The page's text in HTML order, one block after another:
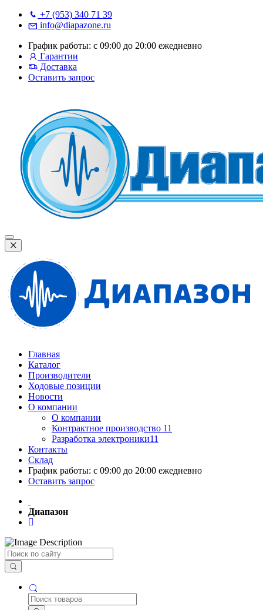
+7 (953) 340 71 39
info@diapazone.ru
График работы: с 09:00 до 20:00 ежедневно
Гарантии
Доставка
Оставить запрос
Главная
Каталог
Производители
Ходовые позиции
Новости
О компании
О компании
Контрактное производство 11
Разработка электроники11
Контакты
Склад
График работы: с 09:00 до 20:00 ежедневно
Оставить запрос
Диапазон
Поиск